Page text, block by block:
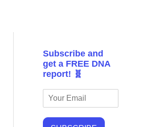
Subscribe and
get a FREE DNA
report! 🧬